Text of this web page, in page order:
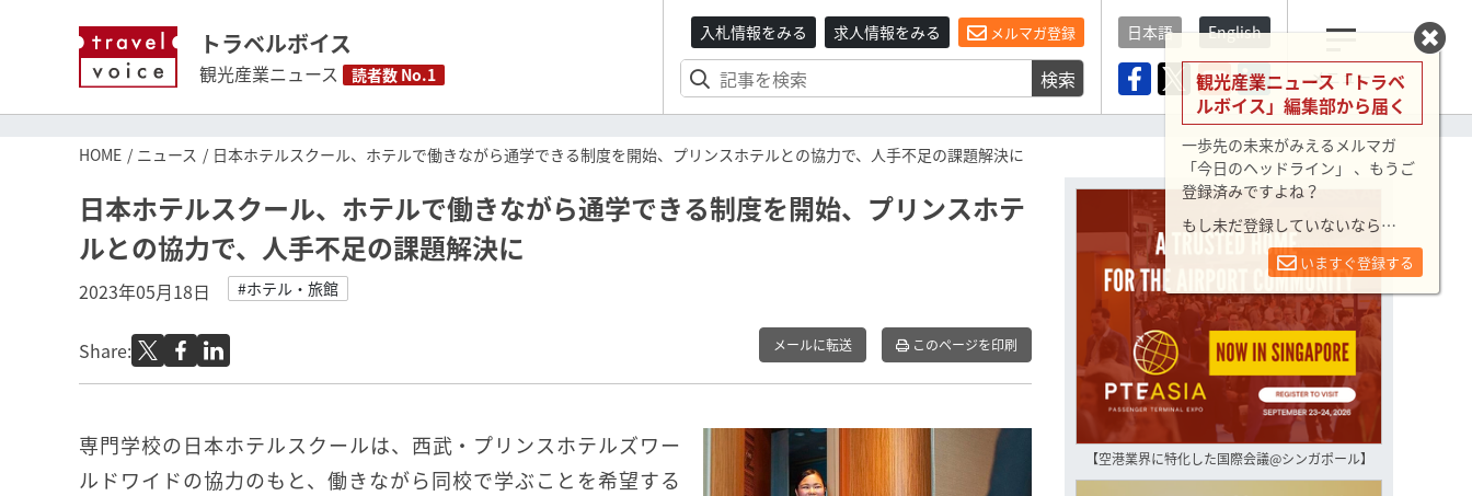
トラベルボイス
観光産業ニュース 読者数 No.1
入札情報をみる 求人情報をみる メルマガ登録
検索
日本語 English
メニュー
HOME ニュース 日本ホテルスクール、ホテルで働きながら通学できる制度を開始、プリンスホテルとの協力で、人手不足の課題解決に
日本ホテルスクール、ホテルで働きながら通学できる制度を開始、プリンスホテ
ルとの協力で、人手不足の課題解決に
2023年05月18日 #ホテル・旅館
Share: メールに転送 このページを印刷
専門学校の日本ホテルスクールは、西武・プリンスホテルズワー
ルドワイドの協力のもと、働きながら同校で学ぶことを希望する
【空港業界に特化した国際会議@シンガポール】
観光産業ニュース「トラベ
ルボイス」編集部から届く
一歩先の未来がみえるメルマガ
「今日のヘッドライン」 、もうご
登録済みですよね？
もし未だ登録していないなら…
いますぐ登録する